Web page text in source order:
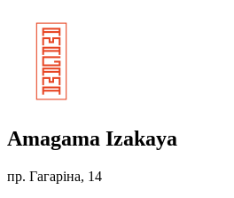
Amagama Izakaya
пр. Гагаріна, 14